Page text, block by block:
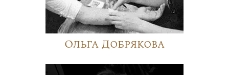
Ольга Добрякова